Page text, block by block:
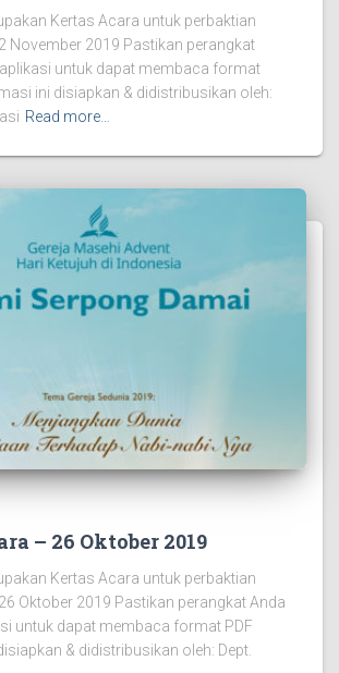
Kertas Acara untuk perbaktian
November 2019 Pastikan perangkat
untuk dapat membaca format
ini disiapkan & didistribusikan oleh:
Read more…
– 26 Oktober 2019
Kertas Acara untuk perbaktian
Oktober 2019 Pastikan perangkat Anda
untuk dapat membaca format PDF
& didistribusikan oleh: Dept.